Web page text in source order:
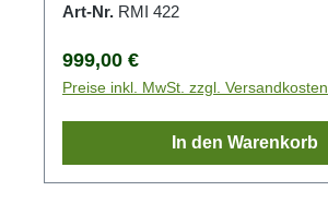
Art-Nr. RMI 422
Regulärer Preis:
999,00 €
Preise inkl. MwSt. zzgl. Versandkosten
In den Warenkorb